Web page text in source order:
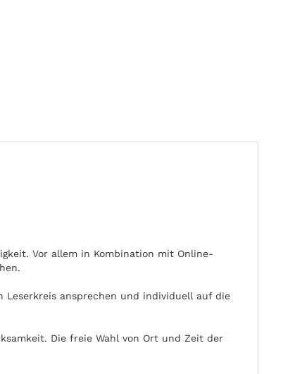
Vor allem in Kombination mit Online-
Leserkreis ansprechen und individuell auf die
Die freie Wahl von Ort und Zeit der